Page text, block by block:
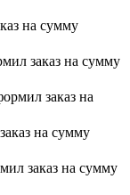
на сумму
заказ на сумму
заказ на
на сумму
заказ на сумму